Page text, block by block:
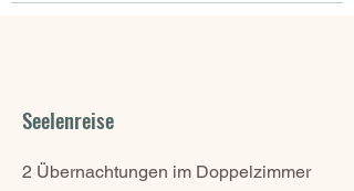
Seelenreise
2 Übernachtungen im Doppelzimmer